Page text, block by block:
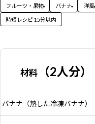
フルーツ・果物 バナナ 洋風
時短レシピ 15分以内
材料 （2人分）
バナナ（熟した冷凍バナナ）